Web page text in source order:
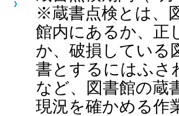
※蔵書点検とは、
館内にあるか、正
か、破損している
書とするにはふさ
など、図書館の蔵
現況を確かめる作